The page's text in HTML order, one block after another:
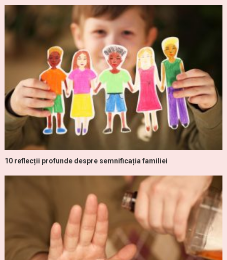
10 reflecții profunde despre semnificația familiei